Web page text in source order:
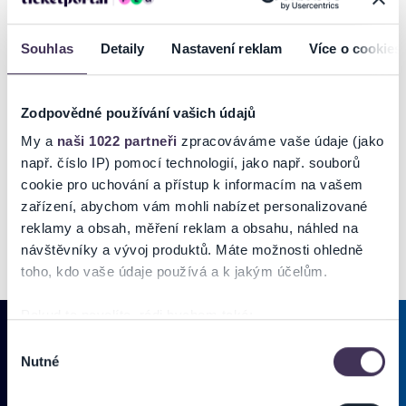
Souhlas Detaily Nastavení reklam Více o cookies
Zodpovědné používání vašich údajů
My a naši 1022 partneři zpracováváme vaše údaje (jako
např. číslo IP) pomocí technologií, jako např. souborů
cookie pro uchování a přístup k informacím na vašem
zařízení, abychom vám mohli nabízet personalizované
reklamy a obsah, měření reklam a obsahu, náhled na
návštěvníky a vývoj produktů. Máte možnosti ohledně
toho, kdo vaše údaje používá a k jakým účelům.
které mohou být přesné na několik metrů
souhlasu
Nutné
ODBERU NOVINIEK